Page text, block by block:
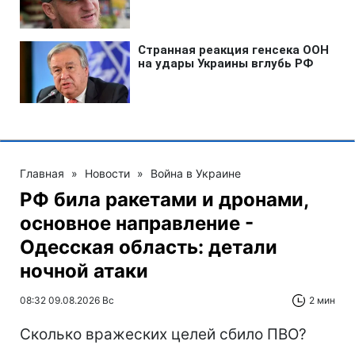
Главная » Новости » Война в Украине
РФ била ракетами и дронами,
основное направление -
Одесская область: детали
ночной атаки
08:32 09.08.2026 Вс 2 мин
Сколько вражеских целей сбило ПВО?